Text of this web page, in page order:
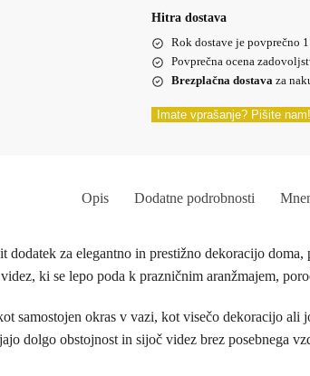
Hitra dostava
Rok dostave je povprečno
Povprečna ocena
Brezplačna dostavaza
Imate vprašanje? Pišite nam!
Opis Dodatne podrobnosti
dodatek za elegantno in prestižno dekoracijo
ki se lepo poda k prazničnim aranžmajem,
samostojen okras v vazi, kot visečo dekoracijo
dolgo obstojnost in sijoč videz brez posebnega